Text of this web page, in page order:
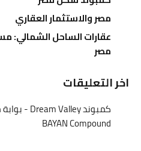
مصر والاستثمار العقاري
عقارات الساحل الشمالي:
مصر
اخر التعليقات
كمبوند Dream Valley - بوابة مصر العقارية
BAYAN Compound